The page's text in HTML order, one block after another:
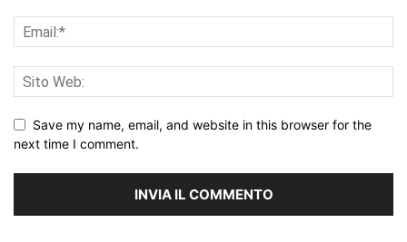
Save my name, email, and website in this browser for the
next time I comment.